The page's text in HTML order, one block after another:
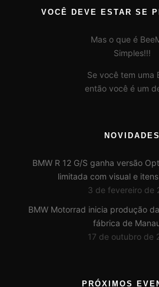
VOCÊ DEVE ESTAR SE
Mas o que é
Simples!!!
Se você tem uma
então você é um
NOVIDADES
BMW R 12 G/S ganha versão
limitada com visual e
3 de fevereiro de
BMW Motorrad inicia produção
fábrica de
17 de outubro de
PRÓXIMOS